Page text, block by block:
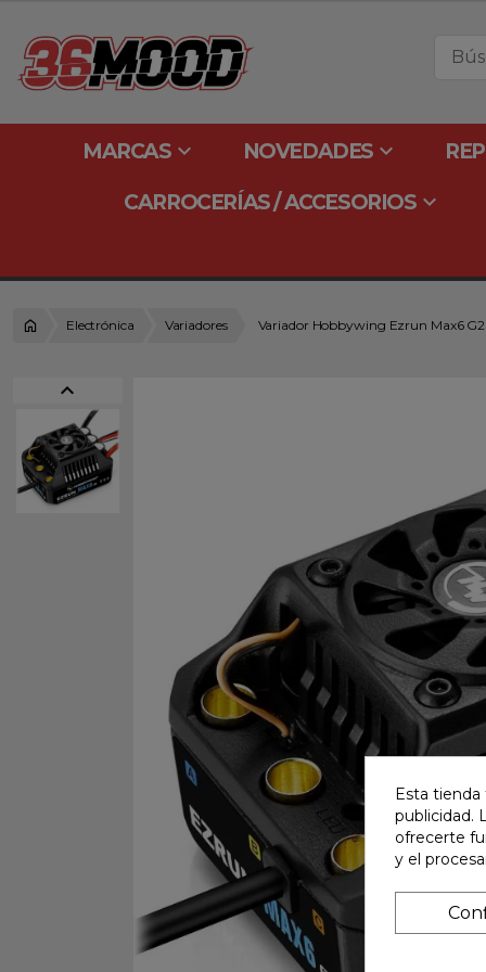
MARCASkeyboard_arrow_down NOVEDADES keyboard_arrow_down
CARROCERÍAS / ACCESORIOSkeyboard_arrow_down
Electrónica Variadores Variador Hobbywing Ezrun Max6
expand_less
Esta tienda
publicidad.
ofrecerte
y el